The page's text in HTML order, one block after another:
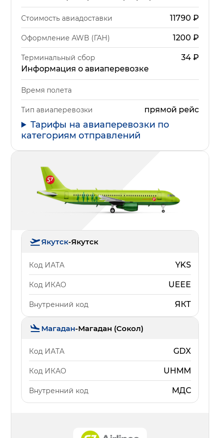
Стоимость авиадоставки 11790 ₽
Оформление AWB (ГАН) 1200 ₽
Терминальный сбор 34₽
Информация о авиаперевозке
Время полета
Тип авиаперевозки прямой рейс
Тарифы на авиаперевозки по
категориям отправлений
Якутск-Якутск
Код ИАТА YKS
Код ИКАО UEEE
Внутренний код ЯКТ
Магадан-Магадан (Сокол)
Код ИАТА GDX
Код ИКАО UHMM
Внутренний код МДС